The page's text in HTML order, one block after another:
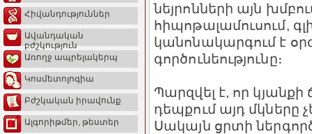
Հիվանդություններ
Ավանդական
բժշկություն
Առողջ ապրելակերպ
Կոսմետոլոգիա
Բժշկական իրավունք
Ալգորիթմեր, թեստեր
նեյրոնների այն
հիպոթալամուսում,
կանոնակարգում է
գործունեությունը։
Պարզվել է, որ
դեպքում այդ մկները
Սակայն ցրտի